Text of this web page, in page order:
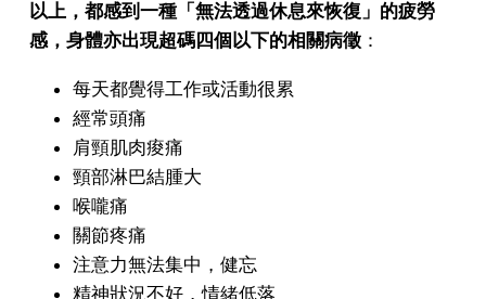
以上，都感到一種「無法透過休息來恢復」的疲勞
感，身體亦出現超碼四個以下的相關病徵：
每天都覺得工作或活動很累
經常頭痛
肩頸肌肉痠痛
頸部淋巴結腫大
喉嚨痛
關節疼痛
注意力無法集中，健忘
精神狀況不好，情緒低落